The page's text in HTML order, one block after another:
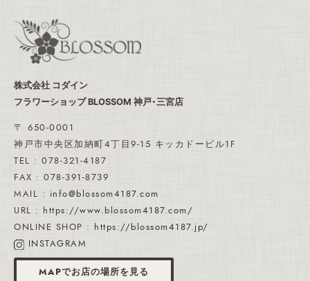
株式会社 コダイン
フラワーショップ BLOSSOM 神戸・三宮店
〒 650-0001
神戸市中央区加納町4丁目9-15 キッカドービル1F
TEL : 078-321-4187
FAX : 078-391-8739
MAIL : info@blossom4187.com
URL : https://www.blossom4187.com/
ONLINE SHOP : https://blossom4187.jp/
INSTAGRAM
MAPでお店の場所を見る